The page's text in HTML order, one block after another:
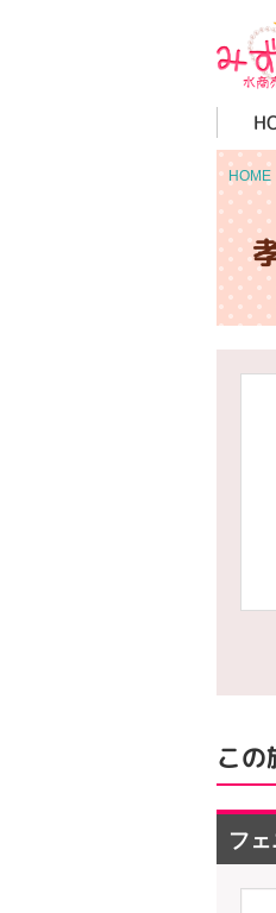
HOME
この
フ